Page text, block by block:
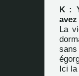
K :
La
Ici la